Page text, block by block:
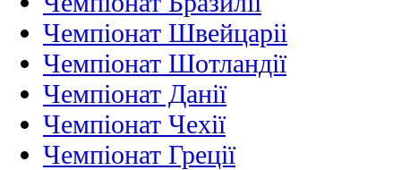
Чемпіонат Швейцаріі
Чемпіонат Шотландії
Чемпіонат Данії
Чемпіонат Чехії
Чемпіонат Греції